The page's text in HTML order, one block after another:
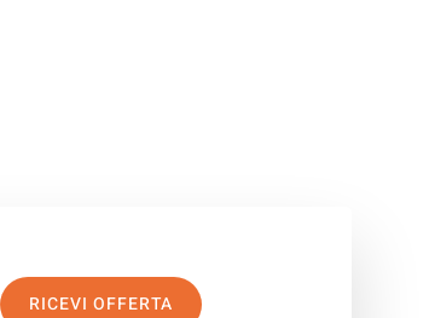
RICEVI OFFERTA